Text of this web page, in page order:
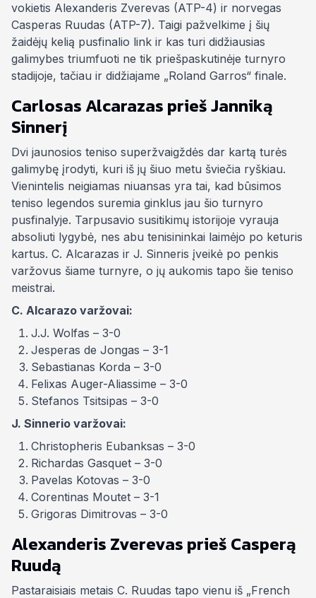
vokietis Alexanderis Zverevas (ATP-4) ir norvegas
Casperas Ruudas (ATP-7). Taigi pažvelkime į šių
žaidėjų kelią pusfinalio link ir kas turi didžiausias
galimybes triumfuoti ne tik priešpaskutinėje turnyro
stadijoje, tačiau ir didžiajame „Roland Garros“ finale.
Carlosas Alcarazas prieš Janniką
Sinnerį
Dvi jaunosios teniso superžvaigždės dar kartą turės
galimybę įrodyti, kuri iš jų šiuo metu šviečia ryškiau.
Vienintelis neigiamas niuansas yra tai, kad būsimos
teniso legendos suremia ginklus jau šio turnyro
pusfinalyje. Tarpusavio susitikimų istorijoje vyrauja
absoliuti lygybė, nes abu tenisininkai laimėjo po keturis
kartus. C. Alcarazas ir J. Sinneris įveikė po penkis
varžovus šiame turnyre, o jų aukomis tapo šie teniso
meistrai.
C. Alcarazo varžovai:
J.J. Wolfas – 3-0
Jesperas de Jongas – 3-1
Sebastianas Korda – 3-0
Felixas Auger-Aliassime – 3-0
Stefanos Tsitsipas – 3-0
J. Sinnerio varžovai:
Christopheris Eubanksas – 3-0
Richardas Gasquet – 3-0
Pavelas Kotovas – 3-0
Corentinas Moutet – 3-1
Grigoras Dimitrovas – 3-0
Alexanderis Zverevas prieš Casperą
Ruudą
Pastaraisiais metais C. Ruudas tapo vienu iš „French